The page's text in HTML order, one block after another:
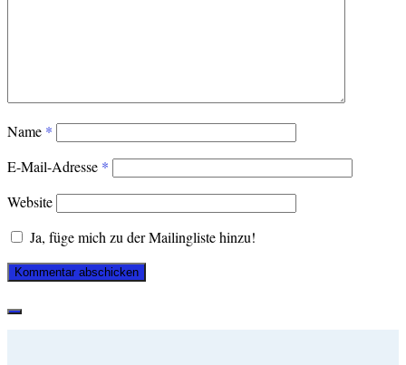
Name *
E-Mail-Adresse *
Website
Ja, füge mich zu der Mailingliste hinzu!